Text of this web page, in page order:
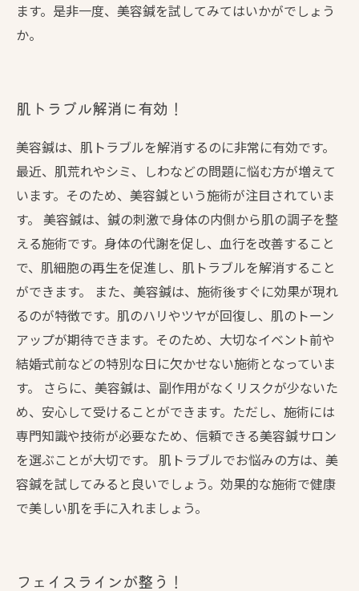
ます。是非一度、美容鍼を試してみてはいかがでしょう
か。
肌トラブル解消に有効！
美容鍼は、肌トラブルを解消するのに非常に有効です。
最近、肌荒れやシミ、しわなどの問題に悩む方が増えて
います。そのため、美容鍼という施術が注目されていま
す。 美容鍼は、鍼の刺激で身体の内側から肌の調子を整
える施術です。身体の代謝を促し、血行を改善すること
で、肌細胞の再生を促進し、肌トラブルを解消すること
ができます。 また、美容鍼は、施術後すぐに効果が現れ
るのが特徴です。肌のハリやツヤが回復し、肌のトーン
アップが期待できます。そのため、大切なイベント前や
結婚式前などの特別な日に欠かせない施術となっていま
す。 さらに、美容鍼は、副作用がなくリスクが少ないた
め、安心して受けることができます。ただし、施術には
専門知識や技術が必要なため、信頼できる美容鍼サロン
を選ぶことが大切です。 肌トラブルでお悩みの方は、美
容鍼を試してみると良いでしょう。効果的な施術で健康
で美しい肌を手に入れましょう。
フェイスラインが整う！